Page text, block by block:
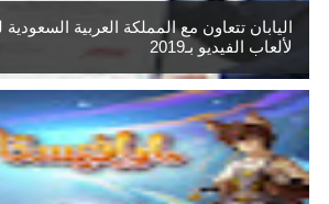
اليابان تتعاون مع المملكة العربية
لألعاب الفيديو بـ2019